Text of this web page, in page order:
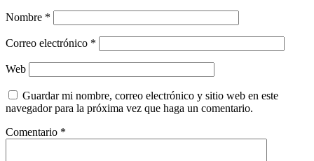
Nombre *
Correo electrónico *
Web
Guardar mi nombre, correo electrónico y sitio web en este
navegador para la próxima vez que haga un comentario.
Comentario *